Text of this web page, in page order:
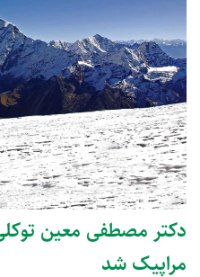
دکتر مصطفی معین
مراپیک شد